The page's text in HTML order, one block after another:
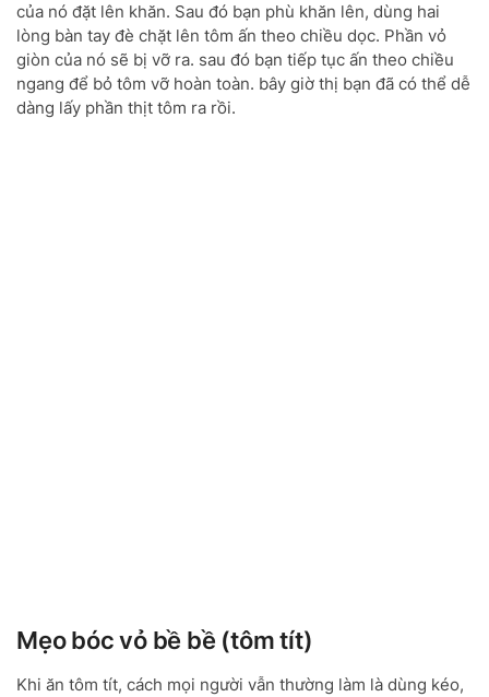
của nó đặt lên khăn. Sau đó bạn phù khăn lên, dùng hai
lòng bàn tay đè chặt lên tôm ấn theo chiều dọc. Phần vỏ
giòn của nó sẽ bị vỡ ra. sau đó bạn tiếp tục ấn theo chiều
ngang để bỏ tôm vỡ hoàn toàn. bây giờ thị bạn đã có thể dễ
dàng lấy phần thịt tôm ra rồi.
Mẹo bóc vỏ bề bề (tôm tít)
Khi ăn tôm tít, cách mọi người vẫn thường làm là dùng kéo,